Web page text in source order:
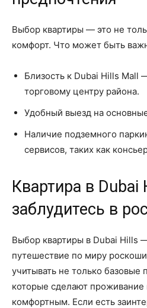
Выбор квартиры — это не
комфорт. Что может быть
Близость к Dubai Hills Mall
торговому центру района.
Удобный выезд на
Наличие подземного
сервисов, таких как
Квартира в Dubai
заблудитесь в
Выбор квартиры в Dubai Hills
путешествие по миру
учитывать не только
которые сделают
комфортным. Если есть